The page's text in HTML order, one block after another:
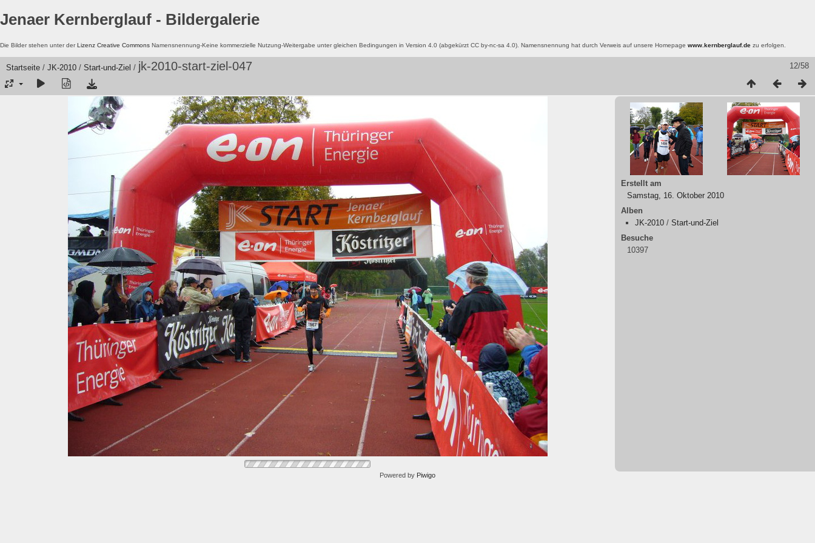
Jenaer Kernberglauf - Bildergalerie
Die Bilder stehen unter derLizenz Creative Commons Namensnennung-Keine kommerzielle Nutzung-Weitergabe unter gleichen Bedingungen in Version 4.0 (abgekürzt CC by-nc-sa 4.0). Namensnennung hat durch Verweis auf unsere Homepage www.kernberglauf.de zu erfolgen.
12/58
Startseite / JK-2010 / Start-und-Ziel / jk-2010-start-ziel-047
Erstellt am
Samstag, 16. Oktober 2010
Alben
JK-2010 / Start-und-Ziel
Besuche
10397
Powered by Piwigo